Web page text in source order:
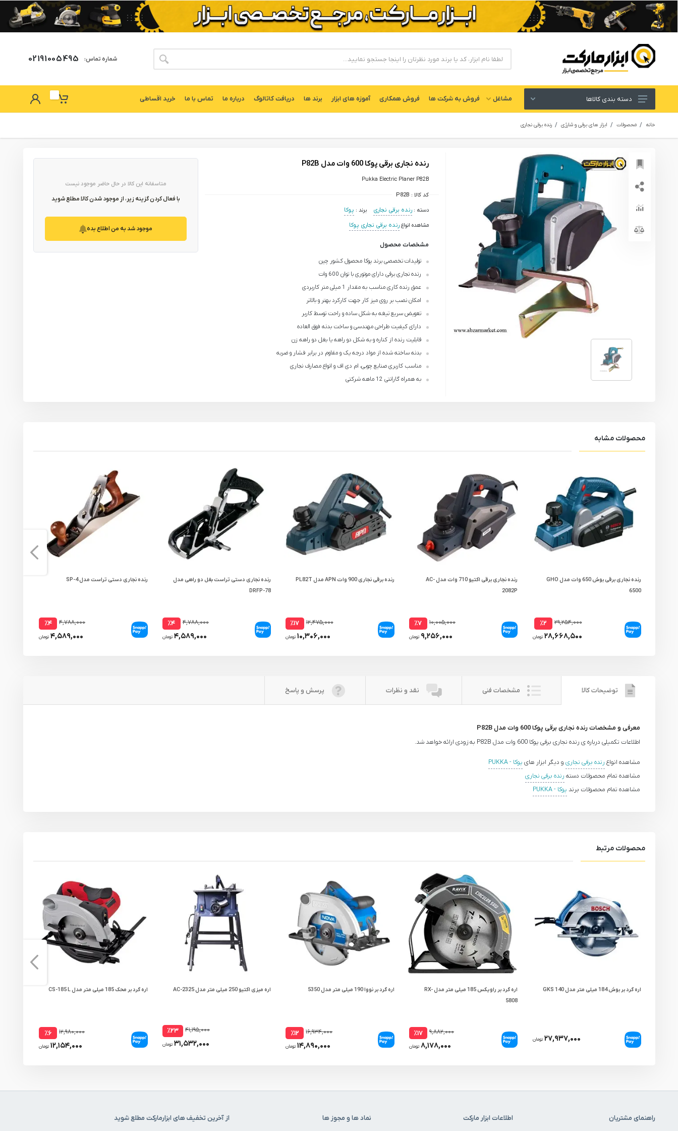
شماره تماس: 02191005495
ابزار های برقی و شارژی
لوازم جانبی ابزار
ابزار های دستی و عمومی
ابزار های بادی یا پنوماتیک
ابزار دقیق و اندازه گیری
یراق آلات
ابزار رنگ آمیزی صنعتی
دسته بندی کالاها مشاغل فروش به شركت ها فروش همکاری آموزه های ابزار برند ها دریافت کاتالوگ درباره ما تماس با ما خرید اقساطی
خانه محصولات ابزار های برقی و شارژی رنده برقی نجاری
رنده نجاری برقی پوکا 600 وات مدل P82B
Pukka Electric Planer P82B
کد کالا : P82B
دسته : رنده برقی نجاری برند : پوکا
مشاهده انواع رنده برقی نجاری پوکا
مشخصات محصول
تولیدات تخصصی برند پوکا محصول کشور چین
رنده نجاری برقی دارای موتوری با توان 600 وات
عمق رنده کاری مناسب به مقدار 1 میلی متر کاربردی
امکان نصب بر روی میز کار جهت کارکرد بهتر و بالاتر
تعویض سریع تیغه به شکل ساده و راحت توسط کاربر
دارای کیفیت طراحی مهندسی و ساخت بدنه فوق‌ العاده
قابلیت رنده از کناره و به شکل دو راهه یا بغل دو راهه زن
بدنه ساخته شده از مواد درجه یک و مقاوم در برابر فشار و ضربه
مناسب کاربری صنایع چوبی، ام دی اف و انواع مصارف نجاری
به همراه گارانتی 12 ماهه شرکتی
متاسفانه این کالا در حال حاضر موجود نیست
با فعال کردن گزینه زیر، از موجود شدن کالا مطلع شوید
موجود شد به من اطلاع بده
محصولات مشابه
رنده نجاری برقی بوش 650 وات مدل GHO
6500
۲۹,۲۵۴,۰۰۰ ٪۲
۲۸,۶۶۸,۵۰۰ تومان
رنده نجاری برقی اکتیو 710 وات مدل AC-
2082P
۱۰,۰۰۵,۰۰۰ ٪۷
۹,۲۵۶,۰۰۰ تومان
رنده برقی نجاری 900 وات APN مدل PL82T
۱۲,۴۷۵,۰۰۰ ٪۱۷
۱۰,۳۰۶,۰۰۰ تومان
رنده نجاری دستی تراست بغل دو راهی مدل
DRFP-78
۴,۷۸۸,۰۰۰ ٪۴
۴,۵۸۹,۰۰۰ تومان
رنده نجاری دستی تراست مدل SP-4
۴,۷۸۸,۰۰۰ ٪۴
۴,۵۸۹,۰۰۰ تومان
توضیحات کالا مشخصات فنی نقد و نظرات پرسش و پاسخ
معرفی و مشخصات رنده نجاری برقی پوکا 600 وات مدل P82B
اطلاعات تکمیلی درباره ی رنده نجاری برقی پوکا 600 وات مدل P82B به زودی ارائه خواهد شد.
مشاهده انواع رنده برقی نجاری و دیگر ابزار های پوکا - PUKKA
مشاهده تمام محصولات دسته رنده برقی نجاری
مشاهده تمام محصولات برند پوکا - PUKKA
محصولات مرتبط
اره گرد بر بوش 184 میلی متر مدل GKS 140
۲۷,۹۳۷,۰۰۰ تومان
اره گرد بر راویکس 185 میلی متر مدل RX-
5808
۹,۸۸۲,۰۰۰ ٪۱۷
۸,۱۷۸,۰۰۰ تومان
اره گرد بر نووا 190 میلی ‌متر مدل 5350
۱۶,۹۳۴,۰۰۰ ٪۱۲
۱۴,۸۹۰,۰۰۰ تومان
اره میزی اکتیو 250 میلی متر مدل AC-2325
۴۱,۱۹۵,۰۰۰ ٪۲۳
۳۱,۵۳۲,۰۰۰ تومان
اره گرد بر محک 185 میلی متر مدل CS-185 L
۱۲,۹۸۰,۰۰۰ ٪۶
۱۲,۱۵۴,۰۰۰ تومان
راهنمای مشتریان اطلاعات ابزار مارکت نماد ها و مجوز ها از آخرین تخفیف های ابزارمارکت مطلع شوید